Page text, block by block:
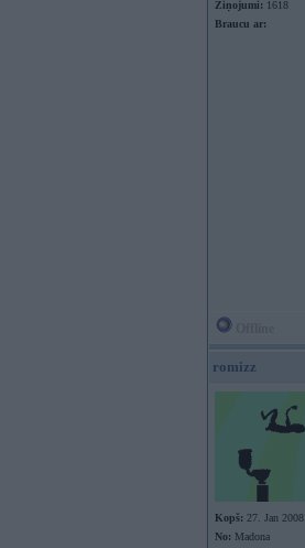
Ziņojumi: 1618
Braucu ar:
romizz
Kopš: 27. Jan 2008
No: Madona